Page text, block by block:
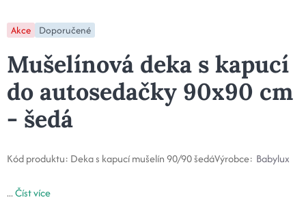
Akce Doporučené
Mušelínová deka s kapucí
do autosedačky 90x90 cm
- šedá
Kód produktu: Deka s kapucí mušelín 90/90 šedáVýrobce: Babylux
...Číst více